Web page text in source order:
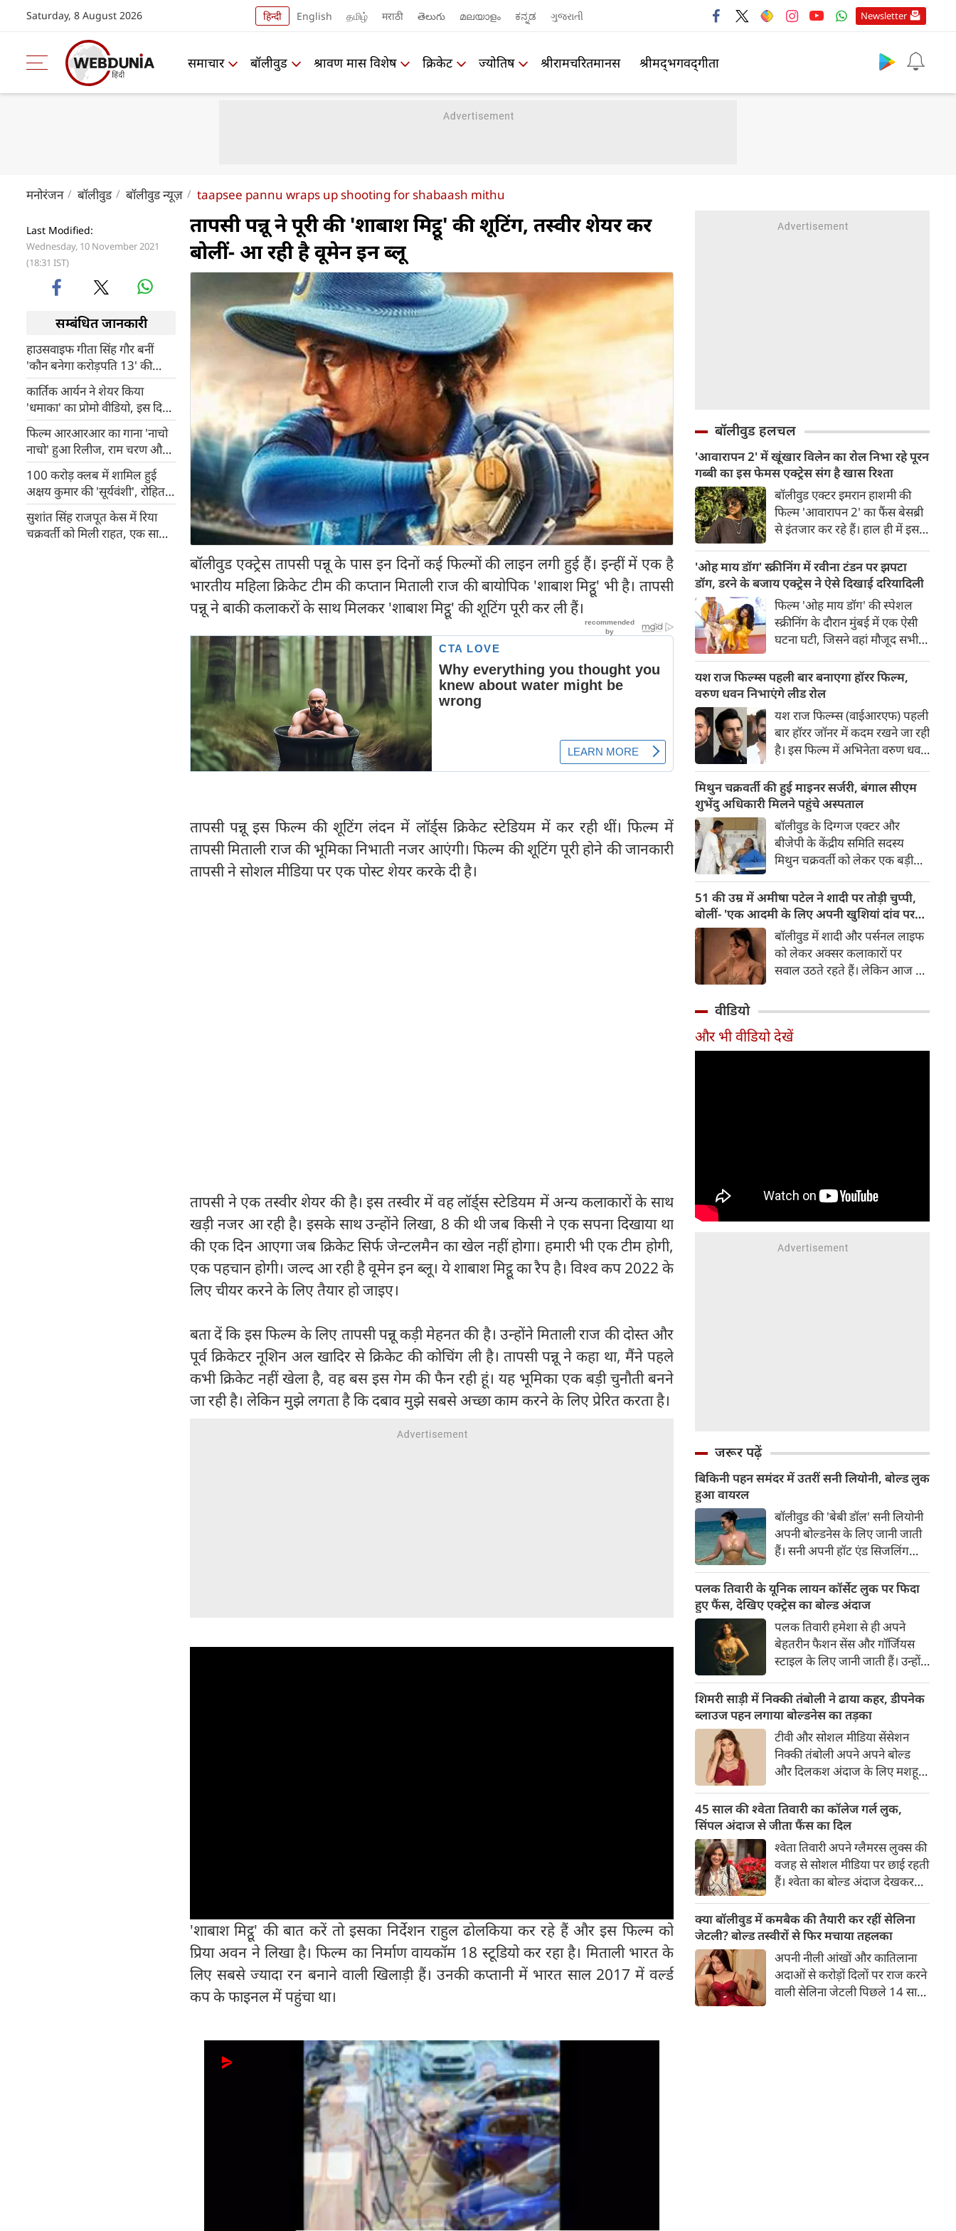
Saturday, 8 August 2026 हिन्दी English தமிழ் मराठी తెలుగు മലയാളം ಕನ್ನಡ ગુજરાતી Newsletter
समाचार बॉलीवुड श्रावण मास विशेष क्रिकेट ज्योतिष श्रीरामचरितमानस श्रीमद्‍भगवद्‍गीता
मनोरंजन बॉलीवुड बॉलीवुड न्यूज़ taapsee pannu wraps up shooting for shabaash mithu
Last Modified:
Wednesday, 10 November 2021
(18:31 IST)
सम्बंधित जानकारी
हाउसवाइफ गीता सिंह गौर बनीं
'कौन बनेगा करोड़पति 13' की
तीसरी करोड़पति
कार्तिक आर्यन ने शेयर किया
'धमाका' का प्रोमो वीडियो, इस दिन
रिलीज हो रही फिल्म
‍फिल्म आरआरआर का गाना 'नाचो
नाचो' हुआ रिलीज, राम चरण और
जूनियर एनटीआर के दिखे जबरदस्त
डांस मूव्स
100 करोड़ क्लब में शामिल हुई
अक्षय कुमार की 'सूर्यवंशी', रोहित
शेट्टी ने जाहिर की खुशी
सुशांत सिंह राजपूत केस में रिया
चक्रवर्ती को मिली राहत, एक साल
तापसी पन्नू ने पूरी की 'शाबाश मिट्ठू' की शूटिंग, तस्वीर शेयर कर
बोलीं- आ रही है वूमेन इन ब्लू
बॉलीवुड एक्ट्रेस तापसी पन्नू के पास इन दिनों कई फिल्मों की लाइन लगी हुई हैं। इन्हीं में एक है
भारतीय महिला क्रिकेट टीम की कप्तान मिताली राज की बायोपिक 'शाबाश मिट्ठू' भी है। तापसी
पन्नू ने बाकी कलाकरों के साथ मिलकर 'शाबाश मिट्ठू' की शूटिंग पूरी कर ली हैं।
तापसी पन्नू इस फिल्म की शूटिंग लंदन में लॉर्ड्स क्रिकेट स्टेडियम में कर रही थीं। फिल्म में
तापसी मिताली राज की भूमिका निभाती नजर आएंगी। फिल्म की शूटिंग पूरी होने की जानकारी
तापसी ने सोशल मीडिया पर एक पोस्ट शेयर करके दी है।
तापसी ने एक तस्वीर शेयर की है। इस तस्वीर में वह लॉर्ड्स स्टेडियम में अन्य कलाकारों के साथ
खड़ी नजर आ रही है। इसके साथ उन्होंने लिखा, 8 की थी जब किसी ने एक सपना दिखाया था
की एक दिन आएगा जब क्रिकेट सिर्फ जेन्टलमैन का खेल नहीं होगा। हमारी भी एक टीम होगी,
एक पहचान होगी। जल्द आ रही है वूमेन इन ब्लू। ये शाबाश मिट्ठू का रैप है। विश्व कप 2022 के
लिए चीयर करने के लिए तैयार हो जाइए।
बता दें कि इस फिल्म के लिए तापसी पन्नू कड़ी मेहनत की है। उन्होंने मिताली राज की दोस्त और
पूर्व क्रिकेटर नूशिन अल खादिर से क्रिकेट की कोचिंग ली है। तापसी पन्नू ने कहा था, मैंने पहले
कभी क्रिकेट नहीं खेला है, वह बस इस गेम की फैन रही हूं। यह भूमिका एक बड़ी चुनौती बनने
जा रही है। लेकिन मुझे लगता है कि दबाव मुझे सबसे अच्छा काम करने के लिए प्रेरित करता है।
'शाबाश मिट्ठू' की बात करें तो इसका निर्देशन राहुल ढोलकिया कर रहे हैं और इस फिल्म को
प्रिया अवन ने लिखा है। फिल्म का निर्माण वायकॉम 18 स्टूडियो कर रहा है। मिताली भारत के
लिए सबसे ज्यादा रन बनाने वाली खिलाड़ी हैं। उनकी कप्तानी में भारत साल 2017 में वर्ल्ड
कप के फाइनल में पहुंचा था।
बॉलीवुड हलचल
'आवारापन 2' में खूंखार विलेन का रोल निभा रहे पूरन
गब्बी का इस फेमस एक्ट्रेस संग है खास रिश्ता
बॉलीवुड एक्टर इमरान हाशमी की
फिल्म 'आवारापन 2' का फैंस बेसब्री
से इंतजार कर रहे हैं। हाल ही में इस
दर्शकों का जबरदस्त रिस्पॉन्स मिला।
ट्रेलर में जितना इमरान हाशमी छाए
रहे उतना ही फिल्म के विलेन को भी
स्पेस मिला है।
'ओह माय डॉग' स्क्रीनिंग में रवीना टंडन पर झपटा
डॉग, डरने के बजाय एक्ट्रेस ने ऐसे दिखाई दरियादिली
फिल्म 'ओह माय डॉग' की स्पेशल
स्क्रीनिंग के दौरान मुंबई में एक ऐसी
घटना घटी, जिसने वहां मौजूद सभी
पैपराजी को पोज दे रहीं बॉलीवुड की
अभिनेत्री रवीना टंडन पर फिल्म का
चार पैरों वाला मुख्य कलाकार (डॉग
स्टार) अचानक बेकाबू होकर झपट
पड़ा।
यश राज फिल्म्स पहली बार बनाएगा हॉरर फिल्म,
वरुण धवन निभाएंगे लीड रोल
यश राज फिल्म्स (वाईआरएफ) पहली
बार हॉरर जॉनर में कदम रखने जा रही
है। इस फिल्म में अभिनेता वरुण धवन
निर्देशन और पटकथा की जिम्मेदारी
'रॉकेट बॉयज़' से चर्चित अभय पन्नू
संभालेंगे। फिल्म की शूटिंग इस वर्ष के
अंत में शुरू होने की योजना है और
इसे वर्ष 2027 में दुनियाभर के
सिनेमाघरों में रिलीज़ किया जाएगा।
मिथुन चक्रवर्ती की हुई माइनर सर्जरी, बंगाल सीएम
शुभेंदु अधिकारी मिलने पहुंचे अस्पताल
बॉलीवुड के दिग्गज एक्टर और
बीजेपी के केंद्रीय समिति सदस्य
मिथुन चक्रवर्ती को लेकर एक बड़ी
समस्याओं के चलते उन्हें कोलकाता
के एक निजी अस्पताल में भर्ती
कराया गया है, जहां डॉक्टरों की टीम
ने उनके दाहिने हाथ की एक माइनर
सर्जरी की है।
51 की उम्र में अमीषा पटेल ने शादी पर तोड़ी चुप्पी,
बोलीं- 'एक आदमी के लिए अपनी खुशियां दांव पर
नहीं लगा सकती' बॉलीवुड में शादी और पर्सनल लाइफ
को लेकर अक्सर कलाकारों पर
सवाल उठते रहते हैं। लेकिन आज के
और सुष्मिता सेन जैसी हस्तियों के
बाद अब 'गदर' फेम अभिनेत्री अमीषा
वीडियो
और भी वीडियो देखें
जरूर पढ़ें
बिकिनी पहन समंदर में उतरीं सनी लियोनी, बोल्ड लुक
हुआ वायरल
बॉलीवुड की 'बेबी डॉल' सनी लियोनी
अपनी बोल्डनेस के लिए जानी जाती
हैं। सनी अपनी हॉट एंड सिजलिंग
रहती हैं। फैंस सनी लियोनी की तस्वीरों
का बेसब्री से इंतजार करते हैं। इस बार
सनी लियोनी ने मालदीव वेकेशन से
अपनी कुछ बोल्ड तस्वीरें शेयर की है।
पलक तिवारी के यूनिक लायन कॉर्सेट लुक पर फिदा
हुए फैंस, देखिए एक्ट्रेस का बोल्ड अंदाज
पलक तिवारी हमेशा से ही अपने
बेहतरीन फैशन सेंस और गॉर्जियस
स्टाइल के लिए जानी जाती हैं। उन्होंने
फिर फैंस का दिल जीत लिया है।
पलक ने एक बेहद यूनीक और
स्टाइलिश गोल्डन कॉर्सेट टॉप में
अपनी कुछ तस्वीरें शेयर की है।
शिमरी साड़ी में निक्की तंबोली ने ढाया कहर, डीपनेक
ब्लाउज पहन लगाया बोल्डनेस का तड़का
टीवी और सोशल मीडिया सेंसेशन
निक्की तंबोली अपने अपने बोल्ड
और दिलकश अंदाज के लिए मशहूर
इंटरनेट पर तहलका मचाती रहती हैं।
इस बार निक्की ने मरून कलर की
साड़ी में अपनी कुछ सुपर सिजलिंग
तस्वीरें शेयर की है। खूबसूरत शिमरी
साड़ी में निक्की की अदाएं देखने
लायक है।
45 साल की श्वेता तिवारी का कॉलेज गर्ल लुक,
सिंपल अंदाज से जीता फैंस का दिल
श्वेता तिवारी अपने ग्लैमरस लुक्स की
वजह से सोशल मीडिया पर छाई रहती
हैं। श्वेता का बोल्ड अंदाज देखकर
बच्चों की मां हैं। 45 साल की श्वेता
तिवारी की तस्वीरों पर फैंस जमकर
प्यार लुटाते हैं। इस बार श्वेता तिवारी
ने वेकेशन से अपनी कुछ तस्वीरें शेयर
की है।
क्या बॉलीवुड में कमबैक की तैयारी कर रहीं सेलिना
जेटली? बोल्ड तस्वीरों से फिर मचाया तहलका
अपनी नीली आंखों और कातिलाना
अदाओं से करोड़ों दिलों पर राज करने
वाली सेलिना जेटली पिछले 14 साल